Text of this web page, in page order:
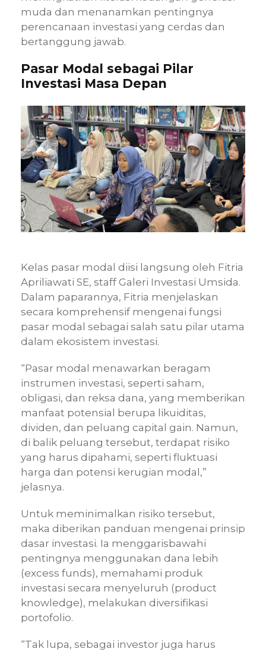
muda dan menanamkan pentingnya
perencanaan investasi yang cerdas dan
bertanggung jawab.
Pasar Modal sebagai Pilar
Investasi Masa Depan
Kelas pasar modal diisi langsung oleh Fitria
Apriliawati SE, staff Galeri Investasi Umsida.
Dalam paparannya, Fitria menjelaskan
secara komprehensif mengenai fungsi
pasar modal sebagai salah satu pilar utama
dalam ekosistem investasi.
“Pasar modal menawarkan beragam
instrumen investasi, seperti saham,
obligasi, dan reksa dana, yang memberikan
manfaat potensial berupa likuiditas,
dividen, dan peluang capital gain. Namun,
di balik peluang tersebut, terdapat risiko
yang harus dipahami, seperti fluktuasi
harga dan potensi kerugian modal,”
jelasnya.
Untuk meminimalkan risiko tersebut,
maka diberikan panduan mengenai prinsip
dasar investasi. Ia menggarisbawahi
pentingnya menggunakan dana lebih
(excess funds), memahami produk
investasi secara menyeluruh (product
knowledge), melakukan diversifikasi
portofolio.
“Tak lupa, sebagai investor juga harus